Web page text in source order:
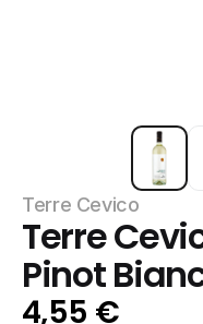
Terre Cevico
Terre
Pinot
4,55 €